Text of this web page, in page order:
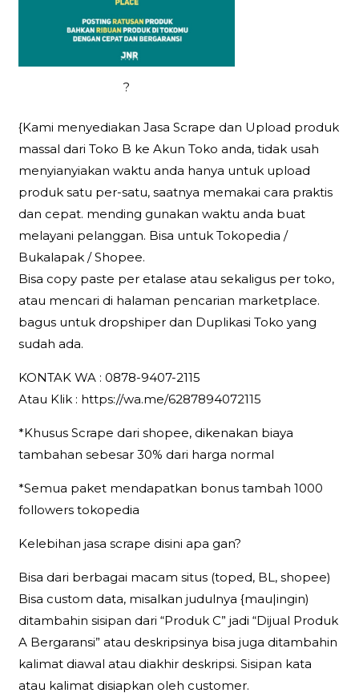
?
{Kami menyediakan Jasa Scrape dan Upload produk
massal dari Toko B ke Akun Toko anda, tidak usah
menyianyiakan waktu anda hanya untuk upload
produk satu per-satu, saatnya memakai cara praktis
dan cepat. mending gunakan waktu anda buat
melayani pelanggan. Bisa untuk Tokopedia /
Bukalapak / Shopee.
Bisa copy paste per etalase atau sekaligus per toko,
atau mencari di halaman pencarian marketplace.
bagus untuk dropshiper dan Duplikasi Toko yang
sudah ada.
KONTAK WA : 0878-9407-2115
Atau Klik : https://wa.me/6287894072115
*Khusus Scrape dari shopee, dikenakan biaya
tambahan sebesar 30% dari harga normal
*Semua paket mendapatkan bonus tambah 1000
followers tokopedia
Kelebihan jasa scrape disini apa gan?
Bisa dari berbagai macam situs (toped, BL, shopee)
Bisa custom data, misalkan judulnya {mau|ingin)
ditambahin sisipan dari “Produk C” jadi “Dijual Produk
A Bergaransi” atau deskripsinya bisa juga ditambahin
kalimat diawal atau diakhir deskripsi. Sisipan kata
atau kalimat disiapkan oleh customer.